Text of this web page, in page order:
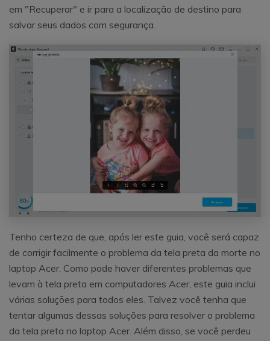
em "Recuperar" e ir para a localização de destino para
salvar seus dados com segurança.
Tenho certeza de que, após ler este guia, você será capaz
de corrigir facilmente o problema da tela preta da morte no
laptop Acer. Como pode haver diferentes problemas que
levam à tela preta em computadores Acer, este guia inclui
várias soluções para todos eles. Talvez você tenha que
tentar algumas dessas soluções para resolver o problema
da tela preta no laptop Acer. Além disso, se você perdeu